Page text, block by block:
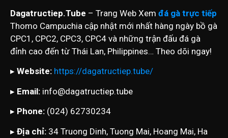
Dagatructiep.Tube – Trang Web Xem đá gà trực tiếp
Thomo Campuchia cập nhật mới nhất hàng ngày bồ gà
CPC1, CPC2, CPC3, CPC4 và những trận đấu đá gà
đỉnh cao đến từ Thái Lan, Philippines… Theo dõi ngay!
▸ Website: https://dagatructiep.tube/
▸ Email: info@dagatructiep.tube
▸ Phone: (024) 62730234
▸ Địa chỉ: 34 Truong Dinh, Tuong Mai, Hoang Mai, Ha